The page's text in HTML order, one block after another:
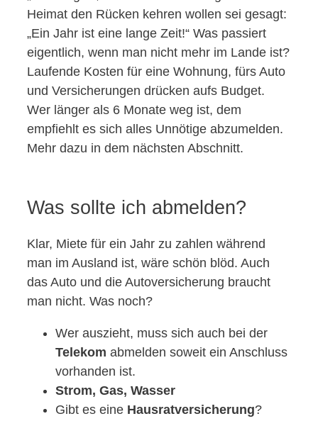
Heimat den Rücken kehren wollen sei gesagt:
„Ein Jahr ist eine lange Zeit!“ Was passiert
eigentlich, wenn man nicht mehr im Lande ist?
Laufende Kosten für eine Wohnung, fürs Auto
und Versicherungen drücken aufs Budget.
Wer länger als 6 Monate weg ist, dem
empfiehlt es sich alles Unnötige abzumelden.
Mehr dazu in dem nächsten Abschnitt.
Was sollte ich abmelden?
Klar, Miete für ein Jahr zu zahlen während
man im Ausland ist, wäre schön blöd. Auch
das Auto und die Autoversicherung braucht
man nicht. Was noch?
Wer auszieht, muss sich auch bei der
Telekom abmelden soweit ein Anschluss
vorhanden ist.
Strom, Gas, Wasser
Gibt es eine Hausratversicherung?